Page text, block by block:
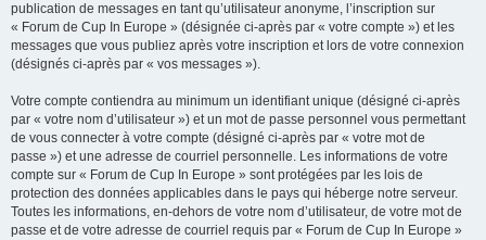
publication de messages en tant qu’utilisateur anonyme, l’inscription sur
« Forum de Cup In Europe » (désignée ci-après par « votre compte ») et les
messages que vous publiez après votre inscription et lors de votre connexion
(désignés ci-après par « vos messages »).
Votre compte contiendra au minimum un identifiant unique (désigné ci-après
par « votre nom d’utilisateur ») et un mot de passe personnel vous permettant
de vous connecter à votre compte (désigné ci-après par « votre mot de
passe ») et une adresse de courriel personnelle. Les informations de votre
compte sur « Forum de Cup In Europe » sont protégées par les lois de
protection des données applicables dans le pays qui héberge notre serveur.
Toutes les informations, en-dehors de votre nom d’utilisateur, de votre mot de
passe et de votre adresse de courriel requis par « Forum de Cup In Europe »